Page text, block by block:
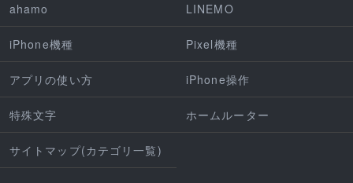
ahamo LINEMO
iPhone機種 Pixel機種
アプリの使い方 iPhone操作
特殊文字 ホームルーター
サイトマップ(カテゴリ一覧)